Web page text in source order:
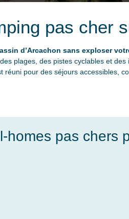
pas cher
d’Arcachon sans exploser
plages, des pistes cyclables et
réuni pour des séjours accessibles,
homes pas chers